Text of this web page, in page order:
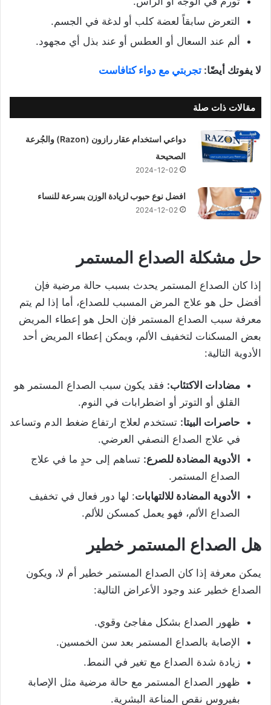
التعرض سابقاً لعضة كلب أو لدغة في الجسم.
ألم عند السعال أو العطس أو عند بذل أي مجهود.
لا يفوتك أيضًا: تجربتي مع دواء كتافاست
مقالات ذات صلة
دواعي استخدام عقار رازون (Razon) والجُرعة
الصحيحة
2024-12-02
افضل نوع حبوب لزيادة الوزن بسرعة للنساء
2024-12-02
حل مشكلة الصداع المستمر
إذا كان الصداع المستمر يحدث بسبب حالة مرضية فإن
أفضل حل هو علاج المرض المسبب للصداع، أما إذا لم يتم
معرفة سبب الصداع المستمر فإن الحل هو إعطاء المريض
بعض المسكنات لتخفيف الألم، ويمكن إعطاء المريض أحد
الأدوية التالية:
مضادات الاكتئاب: فقد يكون سبب الصداع المستمر هو
القلق أو التوتر أو اضطرابات في النوم.
حاصرات البيتا: تستخدم لعلاج ارتفاع ضغط الدم وتساعد
في علاج الصداع النصفي العرضي.
الأدوية المضادة للصرع: تساهم إلى حدٍ ما في علاج
الصداع المستمر.
الأدوية المضادة للالتهابات: لها دور فعال في تخفيف
الصداع الألم، فهو يعمل كمسكن للألم.
هل الصداع المستمر خطير
يمكن معرفة إذا كان الصداع المستمر خطير أم لا، ويكون
الصداع خطير عند وجود الأعراض التالية:
ظهور الصداع بشكل مفاجئ وقوي.
الإصابة بالصداع المستمر بعد سن الخمسين.
زيادة شدة الصداع مع تغير في النمط.
ظهور الصداع المستمر مع حالة مرضية مثل الإصابة
بفيروس نقص المناعة البشرية.